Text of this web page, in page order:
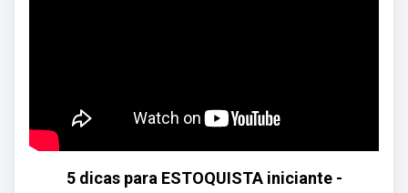
5 dicas para ESTOQUISTA iniciante -